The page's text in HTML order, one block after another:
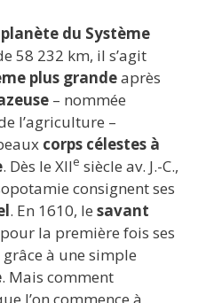
du Système
58 232 km, il s’agit
plus grandeaprès
– nommée
l’agriculture –
corps célestes à
. Dès le XIIe siècle av. J.-C.,
consignent ses
. En 1610, le savant
pour la première fois ses
grâce à une simple
. Mais comment